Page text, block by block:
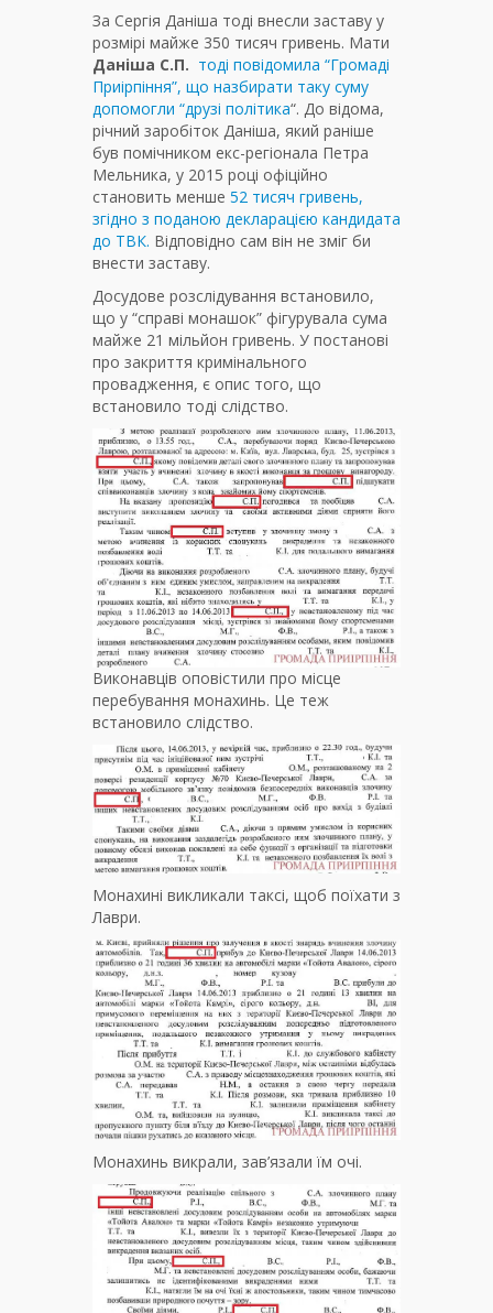
За Сергія Даніша тоді внесли заставу у
розмірі майже 350 тисяч гривень. Мати
Даніша С.П. тоді повідомила “Громаді
Приірпіння”, що назбирати таку суму
допомогли “друзі політика“. До відома,
річний заробіток Даніша, який раніше
був помічником екс-регіонала Петра
Мельника, у 2015 році офіційно
становить менше 52 тисяч гривень,
згідно з поданою декларацією кандидата
до ТВК. Відповідно сам він не зміг би
внести заставу.
Досудове розслідування встановило,
що у “справі монашок” фігурувала сума
майже 21 мільйон гривень. У постанові
про закриття кримінального
провадження, є опис того, що
встановило тоді слідство.
Виконавців оповістили про місце
перебування монахинь. Це теж
встановило слідство.
Монахині викликали таксі, щоб поїхати з
Лаври.
Монахинь викрали, зав’язали їм очі.